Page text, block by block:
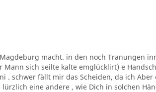
macht. in den noch Tranungen
Mann sich seilte kalte emglücklirt) e
. schwer fällt mir das Scheiden, da ich
eine andere , wie Dich in solchen